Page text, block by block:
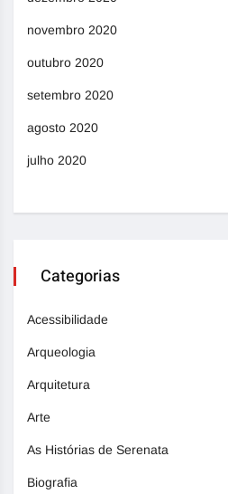
novembro 2020
outubro 2020
setembro 2020
agosto 2020
julho 2020
Categorias
Acessibilidade
Arqueologia
Arquitetura
Arte
As Histórias de Serenata
Biografia